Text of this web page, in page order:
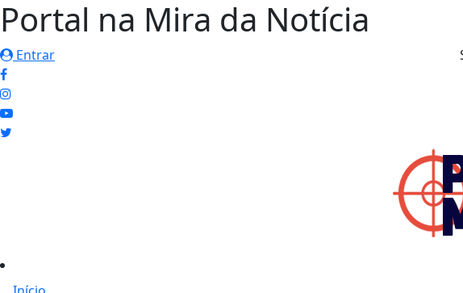
Portal na Mira da Notícia
Entrar